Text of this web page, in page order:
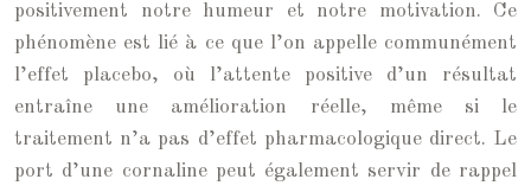
positivement notre humeur et notre motivation. Ce
phénomène est lié à ce que l’on appelle communément
l’effet placebo, où l’attente positive d’un résultat
entraîne une amélioration réelle, même si le
traitement n’a pas d’effet pharmacologique direct. Le
port d’une cornaline peut également servir de rappel